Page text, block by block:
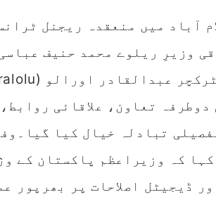
آباد میں منعقدہ ریجنل
وزیرِ ریلوے محمد حنیف
دوطرفہ تعاون، علاقائی
تبادلہ خیال کیا
کہ وزیراعظم پاکستان کے
ڈیجیٹل اصلاحات پر بھرپور